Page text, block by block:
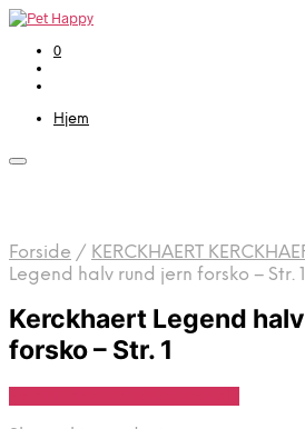
0
Hjem
Forside / KERCKHAERT
Legend halv rund jern forsko – Str. 1
Kerckhaert Legend
forsko – Str. 1